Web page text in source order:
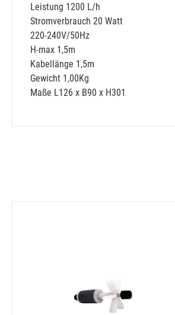
Leistung 1200 L/h
Stromverbrauch 20 Watt
220-240V/50Hz
H-max 1,5m
Kabellänge 1,5m
Gewicht 1,00Kg
Maße L126 x B90 x H301